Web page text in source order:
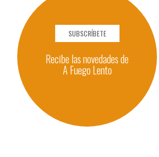
SUBSCRÍBETE
Recibe las novedades de
A Fuego Lento